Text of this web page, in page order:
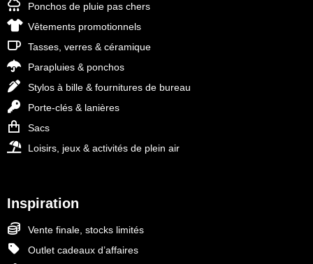
Ponchos de pluie pas chers
Vêtements promotionnels
Tasses, verres & céramique
Parapluies & ponchos
Stylos à bille & fournitures de bureau
Porte-clés & lanières
Sacs
Loisirs, jeux & activités de plein air
Inspiration
Vente finale, stocks limités
Outlet cadeaux d’affaires